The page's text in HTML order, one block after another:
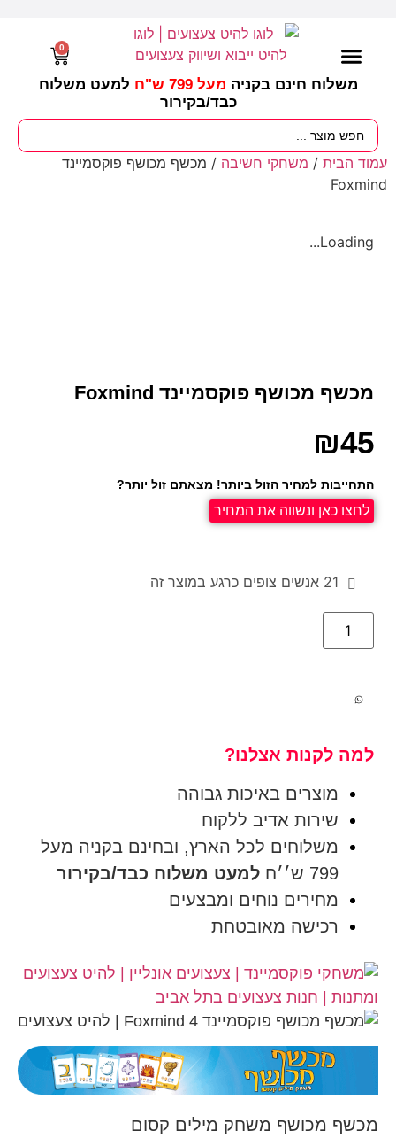
משלוח חינם בקניה מעל 799 ש"ח
למעט משלוח
כבד/בקירור
0
עמוד הבית / משחקי חשיבה / מכשף מכושף פוקסמיינד
Foxmind
Loading...
מכשף מכושף פוקסמיינד Foxmind
₪45
התחייבות למחיר הזול ביותר! מצאתם זול יותר?
לחצו כאן ונשווה את המחיר
21 אנשים צופים כרגע במוצר זה
למה לקנות אצלנו?
מוצרים באיכות גבוהה
שירות אדיב ללקוח
משלוחים לכל הארץ, ובחינם בקניה מעל
799 ש׳׳ח
למעט משלוח כבד/בקירור
מחירים נוחים ומבצעים
רכישה מאובטחת
מכשף מכושף משחק מילים קסום